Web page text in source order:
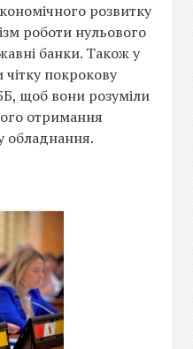
розвитку
роботи нульового
банки. Також у
покрокову
щоб вони розуміли
отримання
обладнання.